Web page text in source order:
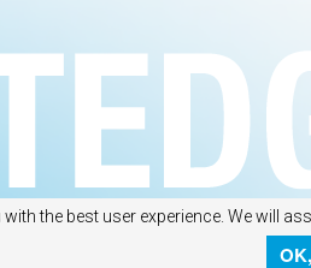
the best user experience. We will